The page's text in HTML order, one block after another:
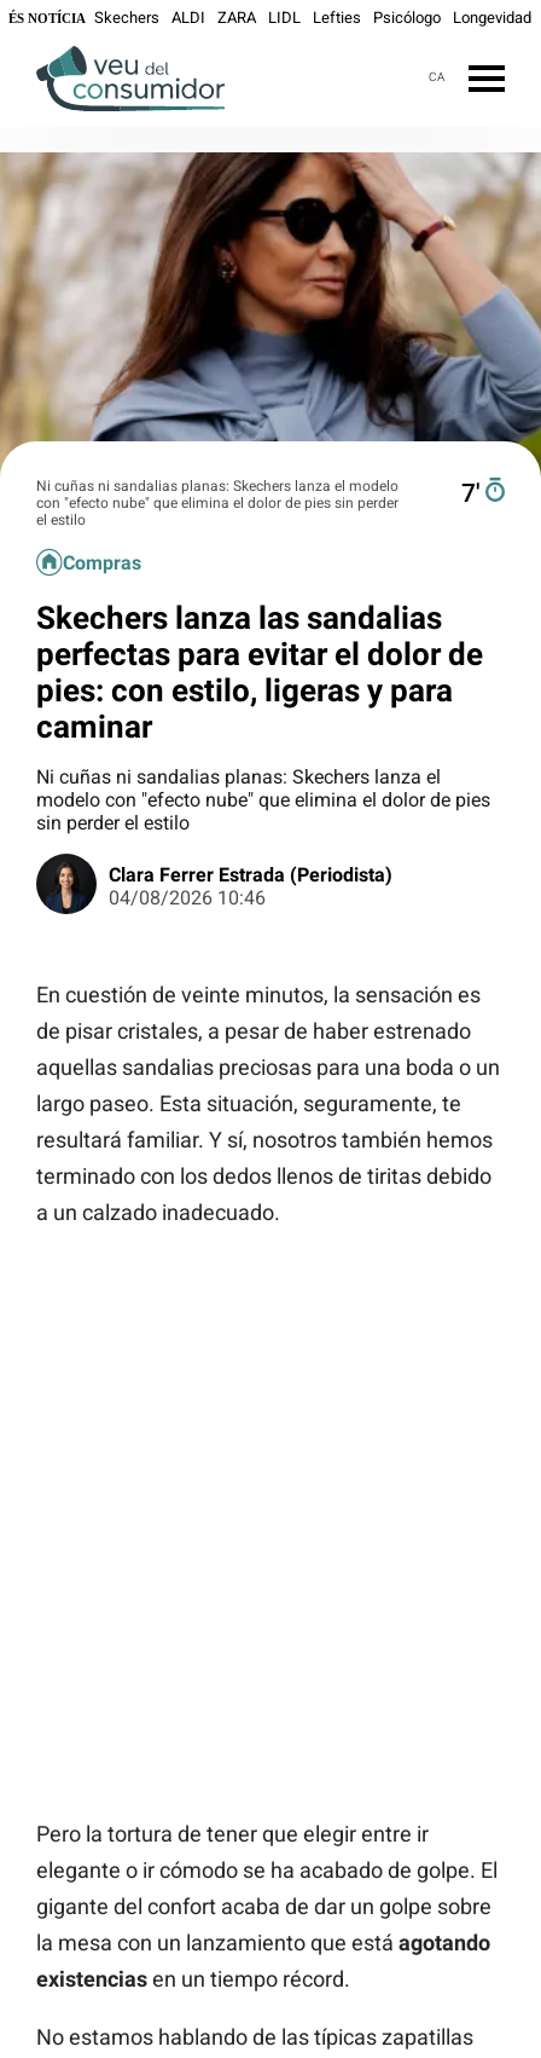
ÉS NOTÍCIA Skechers ALDI ZARA LIDL Lefties Psicólogo Longevidad
CA
Ni cuñas ni sandalias planas: Skechers lanza el modelo
con "efecto nube" que elimina el dolor de pies sin perder
el estilo
7′
Compras
Skechers lanza las sandalias
perfectas para evitar el dolor de
pies: con estilo, ligeras y para
caminar
Ni cuñas ni sandalias planas: Skechers lanza el
modelo con "efecto nube" que elimina el dolor de pies
sin perder el estilo
Clara Ferrer Estrada (Periodista)
04/08/2026 10:46
En cuestión de veinte minutos, la sensación es
de pisar cristales, a pesar de haber estrenado
aquellas sandalias preciosas para una boda o un
largo paseo. Esta situación, seguramente, te
resultará familiar. Y sí, nosotros también hemos
terminado con los dedos llenos de tiritas debido
a un calzado inadecuado.
Pero la tortura de tener que elegir entre ir
elegante o ir cómodo se ha acabado de golpe. El
gigante del confort acaba de dar un golpe sobre
la mesa con un lanzamiento que está agotando
existenciasen un tiempo récord.
No estamos hablando de las típicas zapatillas